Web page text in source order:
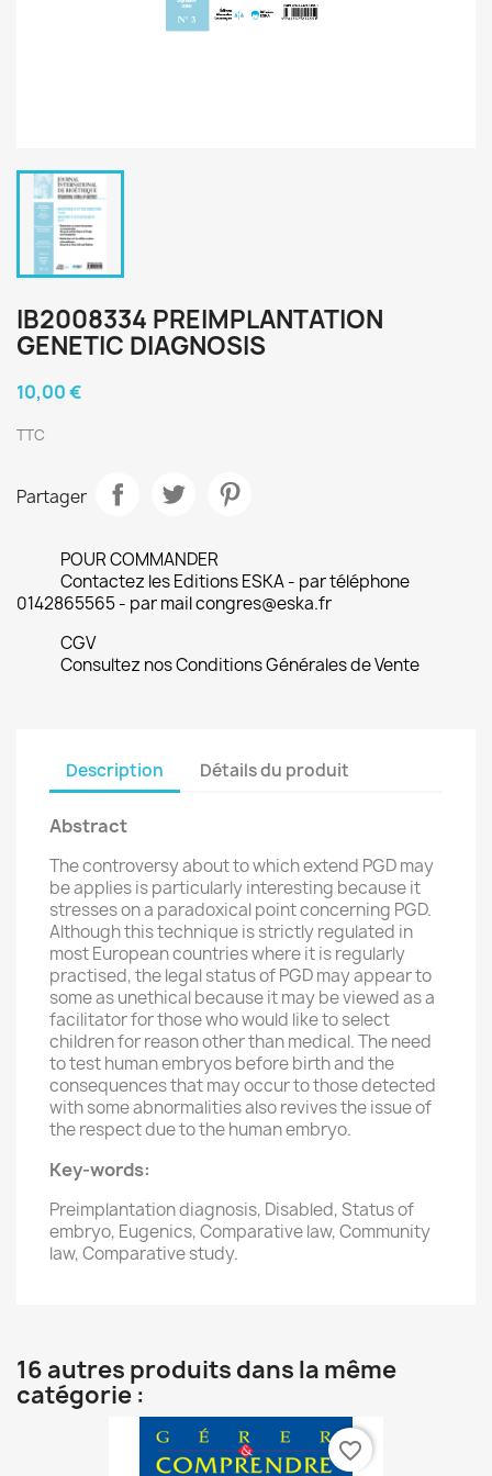
IB2008334 PREIMPLANTATION
GENETIC DIAGNOSIS
10,00 €
TTC
Partager
POUR COMMANDER
Contactez les Editions ESKA - par téléphone
0142865565 - par mail congres@eska.fr
CGV
Consultez nos Conditions Générales de Vente
Description Détails du produit
Abstract
The controversy about to which extend PGD may
be applies is particularly interesting because it
stresses on a paradoxical point concerning PGD.
Although this technique is strictly regulated in
most European countries where it is regularly
practised, the legal status of PGD may appear to
some as unethical because it may be viewed as a
facilitator for those who would like to select
children for reason other than medical. The need
to test human embryos before birth and the
consequences that may occur to those detected
with some abnormalities also revives the issue of
the respect due to the human embryo.
Key-words:
Preimplantation diagnosis, Disabled, Status of
embryo, Eugenics, Comparative law, Community
law, Comparative study.
16 autres produits dans la même
catégorie :
favorite_border